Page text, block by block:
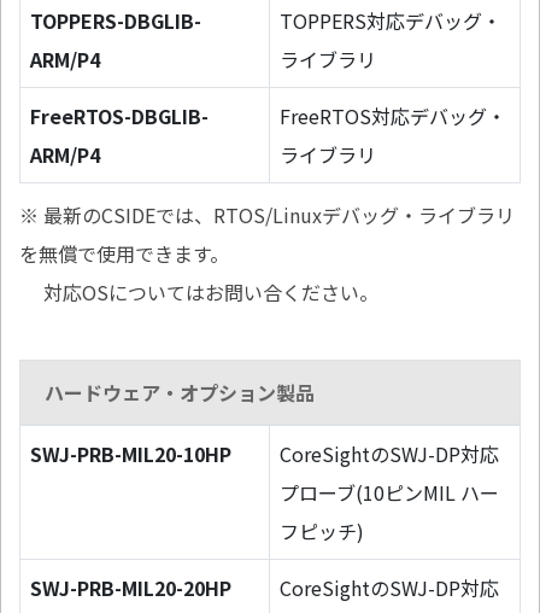
TOPPERS-DBGLIB-
ARM/P4
TOPPERS対応デバッグ・
ライブラリ
FreeRTOS-DBGLIB-
ARM/P4
FreeRTOS対応デバッグ・
ライブラリ
※ 最新のCSIDEでは、RTOS/Linuxデバッグ・ライブラリ
を無償で使用できます。
対応OSについてはお問い合ください。
ハードウェア・オプション製品
SWJ-PRB-MIL20-10HP
CoreSightのSWJ-DP対応
プローブ(10ピンMIL ハー
フピッチ)
SWJ-PRB-MIL20-20HP
CoreSightのSWJ-DP対応